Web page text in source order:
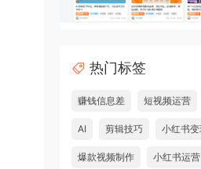
热门标签
赚钱信息差 短视频运营
AI 剪辑技巧 小红书
爆款视频制作 小红书运营